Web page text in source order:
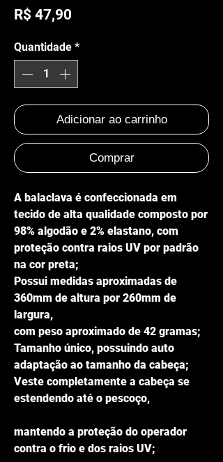
R$ 47,90
Quantidade *
Adicionar ao carrinho
Comprar
A balaclava é confeccionada em
tecido de alta qualidade composto por
98% algodão e 2% elastano, com
proteção contra raios UV por padrão
na cor preta;
Possui medidas aproximadas de
360mm de altura por 260mm de
largura,
com peso aproximado de 42 gramas;
Tamanho único, possuindo auto
adaptação ao tamanho da cabeça;
Veste completamente a cabeça se
estendendo até o pescoço,
mantendo a proteção do operador
contra o frio e dos raios UV;